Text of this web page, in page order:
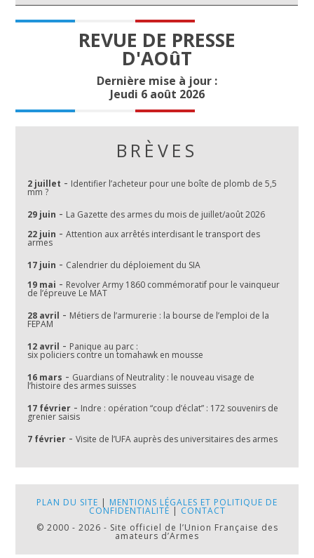
REVUE DE PRESSE
D'AOûT
Dernière mise à jour :
Jeudi 6 août 2026
BRÈVES
2 juillet - Identifier l’acheteur pour une boîte de plomb de 5,5
mm ?
29 juin - La Gazette des armes du mois de juillet/août 2026
22 juin -Attention aux arrêtés interdisant le transport des
armes
17 juin - Calendrier du déploiement du SIA
19 mai - Revolver Army 1860 commémoratif pour le vainqueur
de l’épreuve Le MAT
28 avril - Métiers de l’armurerie : la bourse de l’emploi de la
FEPAM
12 avril - Panique au parc :
six policiers contre un tomahawk en mousse
16 mars - Guardians of Neutrality : le nouveau visage de
l’histoire des armes suisses
17 février - Indre : opération “coup d’éclat” : 172 souvenirs de
grenier saisis
7 février -Visite de l’UFA auprès des universitaires des armes
PLAN DU SITE | MENTIONS LÉGALES ET POLITIQUE DE
CONFIDENTIALITÉ | CONTACT
© 2000 - 2026 - Site officiel de l’Union Française des
amateurs d’Armes